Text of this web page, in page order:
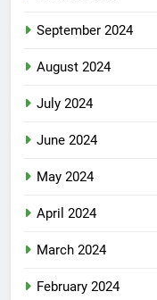
September 2024
August 2024
July 2024
June 2024
May 2024
April 2024
March 2024
February 2024